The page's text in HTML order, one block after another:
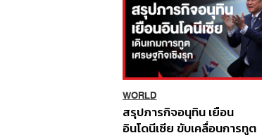
WORLD
สรุปภารกิจอนุทิน เยือน
อินโดนีเซีย ขับเคลื่อนการทูต